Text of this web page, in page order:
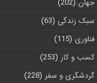
جهان (202)
سبک زندگی (63)
فناوری (115)
کسب و کار (253)
گردشگری و سفر (228)